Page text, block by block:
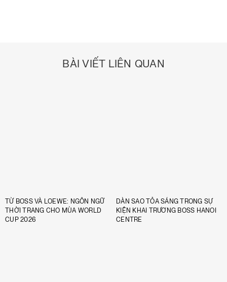
BÀI VIẾT LIÊN QUAN
TỪ BOSS VÀ LOEWE: NGÔN NGỮ
THỜI TRANG CHO MÙA WORLD
CUP 2026
DÀN SAO TỎA SÁNG TRONG SỰ
KIỆN KHAI TRƯƠNG BOSS HANOI
CENTRE